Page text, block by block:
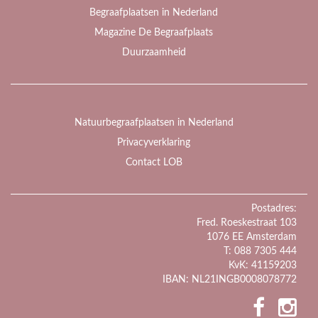
Begraafplaatsen in Nederland
Magazine De Begraafplaats
Duurzaamheid
Natuurbegraafplaatsen in Nederland
Privacyverklaring
Contact LOB
Postadres:
Fred. Roeskestraat 103
1076 EE Amsterdam
T: 088 7305 444
KvK: 41159203
IBAN: NL21INGB0008078772